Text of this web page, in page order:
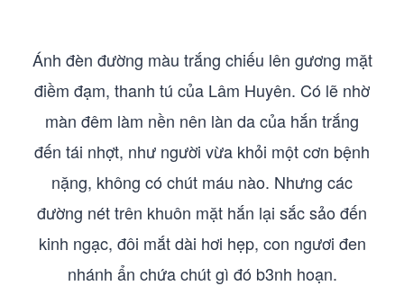
Ánh đèn đường màu trắng chiếu lên gương mặt
điềm đạm, thanh tú của Lâm Huyên. Có lẽ nhờ
màn đêm làm nền nên làn da của hắn trắng
đến tái nhợt, như người vừa khỏi một cơn bệnh
nặng, không có chút máu nào. Nhưng các
đường nét trên khuôn mặt hắn lại sắc sảo đến
kinh ngạc, đôi mắt dài hơi hẹp, con ngươi đen
nhánh ẩn chứa chút gì đó b3nh hoạn.